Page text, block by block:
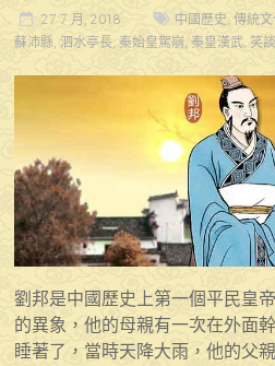
27 7 月, 2018 中國歷史 ,傳統
蘇沛縣 ,泗水亭長 ,秦始皇駕崩 ,秦皇漢武 ,笑
劉邦是中國歷史上第一個平民皇
的異象，他的母親有一次在外面
睡著了，當時天降大雨，他的父